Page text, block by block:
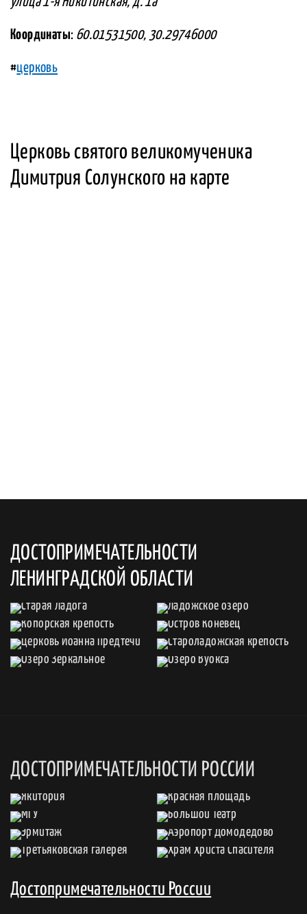
Координаты: 60.01531500, 30.29746000
#церковь
Церковь святого великомученика
Димитрия Солунского на карте
ДОСТОПРИМЕЧАТЕЛЬНОСТИ
ЛЕНИНГРАДСКОЙ ОБЛАСТИ
ДОСТОПРИМЕЧАТЕЛЬНОСТИ РОССИИ
Достопримечательности России